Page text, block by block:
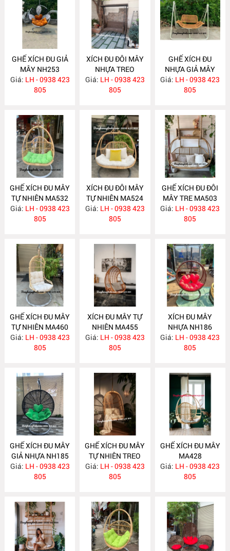
GHẾ XÍCH ĐU GIẢ
MÂY NH253
Giá: LH - 0938 423
805
XÍCH ĐU ĐÔI MÂY
NHỰA TREO
NGOÀI TRỜI
NH252
Giá: LH - 0938 423
805
GHẾ XÍCH ĐU
NHỰA GIẢ MÂY
NGOÀI TRỜI
NH251
Giá: LH - 0938 423
805
GHẾ XÍCH ĐU MÂY
TỰ NHIÊN MA532
Giá: LH - 0938 423
805
XÍCH ĐU ĐÔI MÂY
TỰ NHIÊN MA524
Giá: LH - 0938 423
805
GHẾ XÍCH ĐU ĐÔI
MÂY TRE MA503
Giá: LH - 0938 423
805
GHẾ XÍCH ĐU MÂY
TỰ NHIÊN MA460
Giá: LH - 0938 423
805
XÍCH ĐU MÂY TỰ
NHIÊN MA455
Giá: LH - 0938 423
805
XÍCH ĐU MÂY
NHỰA NH186
Giá: LH - 0938 423
805
GHẾ XÍCH ĐU MÂY
GIẢ NHỰA NH185
Giá: LH - 0938 423
805
GHẾ XÍCH ĐU MÂY
TỰ NHIÊN TREO
TRẦN NHÀ MA451
Giá: LH - 0938 423
805
GHẾ XÍCH ĐU MÂY
MA428
Giá: LH - 0938 423
805